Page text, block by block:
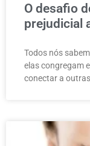
O desafio
prejudicial
Todos nós
elas congregam
conectar a